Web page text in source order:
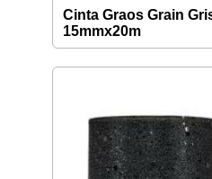
Cinta Graos Grain
15mmx20m